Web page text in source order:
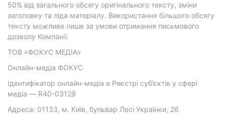
50% від загального обсягу оригінального тексту, зміни
заголовку та ліда матеріалу. Використання більшого обсягу
тексту можливе лише за умови отримання письмового
дозволу Компанії.
ТОВ «ФОКУС МЕДІА»
Онлайн-медіа ФОКУС
Ідентифікатор онлайн-медіа в Реєстрі суб’єктів у сфері
медіа — R40-03129
Адреса: 01133, м. Київ, бульвар Лесі Українки, 26